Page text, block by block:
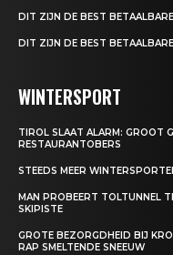
DIT ZIJN DE BEST
DIT ZIJN DE BEST
WINTERSPORT
TIROL SLAAT ALARM: GROOT
RESTAURANTOBERS
STEEDS MEER
MAN PROBEERT TOLTUNNEL
SKIPISTE
GROTE BEZORGDHEID BIJ
RAP SMELTENDE SNEEUW